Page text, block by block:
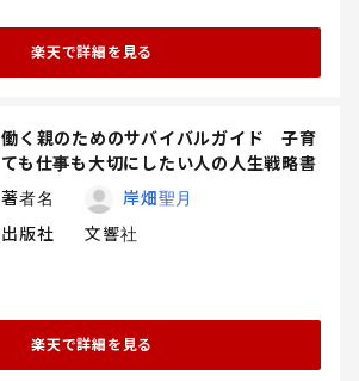
楽天で詳細を見る
働く親のためのサバイバルガイド 子育
ても仕事も大切にしたい人の人生戦略書
著者名
岸畑聖月
出版社
文響社
楽天で詳細を見る